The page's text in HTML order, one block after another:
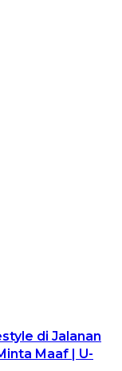
di Jalanan
Maaf | U-